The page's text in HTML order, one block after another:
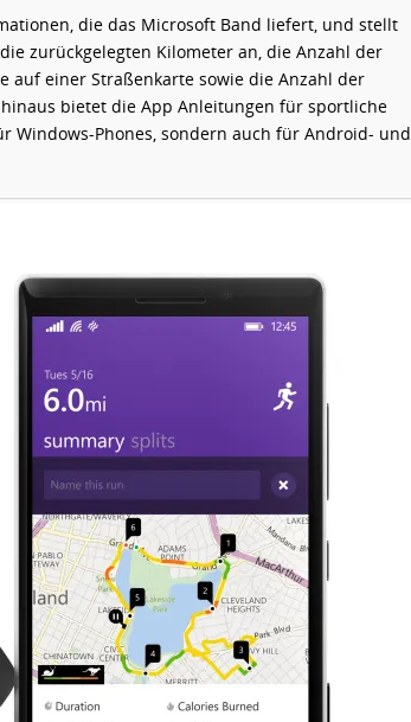
die das Microsoft Band liefert, und stellt
zurückgelegten Kilometer an, die Anzahl der
auf einer Straßenkarte sowie die Anzahl der
bietet die App Anleitungen für sportliche
Windows-Phones, sondern auch für Android- und